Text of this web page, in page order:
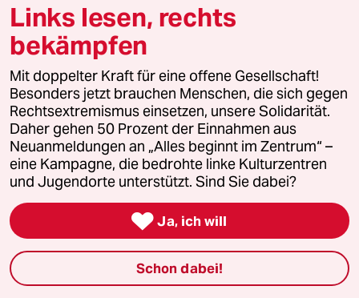
Da freue ich mich um jeden Cent der
den stereotypen vielflieger tui
pauschal Touris abgebettelt wird.
Egal wo auf der Welt.
Und egal wie letztlich das nötige Geld
aufgebracht wird, ist Mensch dann
Teil einer Bevölkerungsschicht die
sich für 'normal' Touris niemals
öffnet.
Alternative wäre noch eine Zeit in
reichen Ländern zu verbringen
irgendeiner sinnlosen Lohnsklaverei
nachzugehen um sich alle paar
können. Dann mal raus, egal wo hin,
Links lesen, rechts
bekämpfen
Mit doppelter Kraft für eine offene Gesellschaft!
Besonders jetzt brauchen Menschen, die sich gegen
Rechtsextremismus einsetzen, unsere Solidarität.
Daher gehen 50 Prozent der Einnahmen aus
Neuanmeldungen an „Alles beginnt im Zentrum“ –
eine Kampagne, die bedrohte linke Kulturzentren
und Jugendorte unterstützt. Sind Sie dabei?
 Ja, ich will
Schon dabei!